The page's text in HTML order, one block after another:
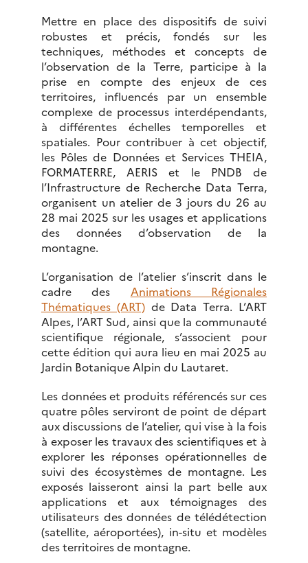
Mettre en place des dispositifs de suivi
robustes et précis, fondés sur les
techniques, méthodes et concepts de
l’observation de la Terre, participe à la
prise en compte des enjeux de ces
territoires, influencés par un ensemble
complexe de processus interdépendants,
à différentes échelles temporelles et
spatiales. Pour contribuer à cet objectif,
les Pôles de Données et Services THEIA,
FORMATERRE, AERIS et le PNDB de
l’Infrastructure de Recherche Data Terra,
organisent un atelier de 3 jours du 26 au
28 mai 2025 sur les usages et applications
des données d’observation de la
montagne.
L’organisation de l’atelier s’inscrit dans le
cadre des Animations Régionales
Thématiques (ART)de Data Terra. L’ART
Alpes, l’ART Sud, ainsi que la communauté
scientifique régionale, s’associent pour
cette édition qui aura lieu en mai 2025 au
Jardin Botanique Alpin du Lautaret.
Les données et produits référencés sur ces
quatre pôles serviront de point de départ
aux discussions de l’atelier, qui vise à la fois
à exposer les travaux des scientifiques et à
explorer les réponses opérationnelles de
suivi des écosystèmes de montagne. Les
exposés laisseront ainsi la part belle aux
applications et aux témoignages des
utilisateurs des données de télédétection
(satellite, aéroportées), in-situ et modèles
des territoires de montagne.